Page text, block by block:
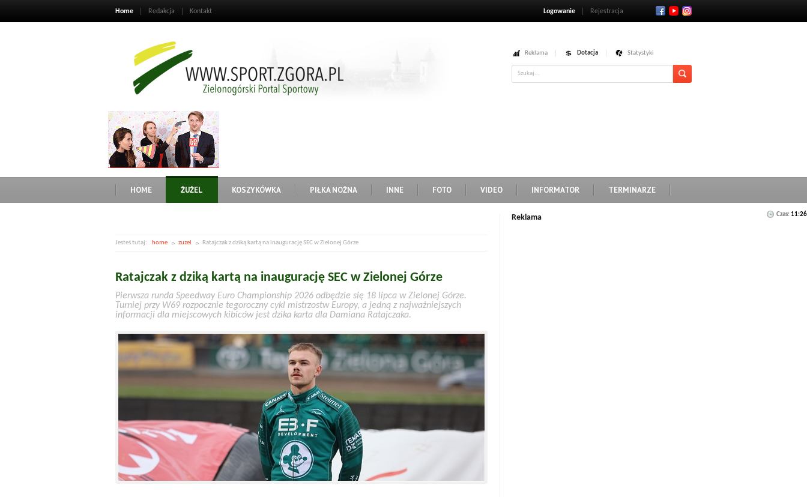
Home Redakcja Kontakt Logowanie Rejestracja
Reklama Dotacja Statystyki
HOME ŻUŻEL KOSZYKÓWKA PIŁKA NOŻNA INNE FOTO VIDEO INFORMATOR TERMINARZE
Czas: 11:26
Jesteś tutaj: home zuzel Ratajczak z dziką kartą na inaugurację SEC w Zielonej Górze
Ratajczak z dziką kartą na inaugurację SEC w Zielonej Górze
Pierwsza runda Speedway Euro Championship 2026 odbędzie się 18 lipca w Zielonej Górze.
Turniej przy W69 rozpocznie tegoroczny cykl mistrzostw Europy, a jedną z najważniejszych
informacji dla miejscowych kibiców jest dzika karta dla Damiana Ratajczaka.
Reklama